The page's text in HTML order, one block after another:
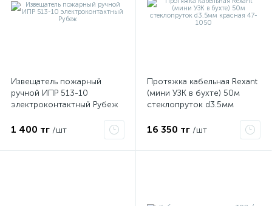
Извещатель пожарный
ручной ИПР 513-10
электроконтактный Рубеж
1 400 тг /шт
Протяжка кабельная Rexant
(мини УЗК в бухте) 50м
стеклопруток d3.5мм
16 350 тг /шт